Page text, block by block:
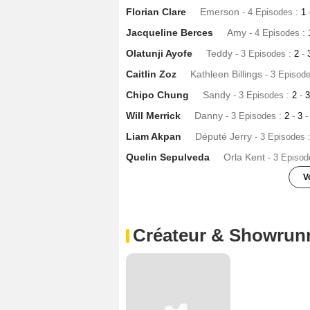
Florian Clare Emerson - 4 Episodes : 1
Jacqueline Berces Amy - 4 Episodes :
Olatunji Ayofe Teddy - 3 Episodes : 2 -
Caitlin Zoz Kathleen Billings - 3
Chipo Chung Sandy - 3 Episodes : 2 - 3
Will Merrick Danny - 3 Episodes : 2 - 3 -
Liam Akpan Député Jerry - 3 Episodes :
Quelin Sepulveda Orla Kent - 3
Sonita Henry Regina Jackson - 2
Angela Yeoh
Créateur &